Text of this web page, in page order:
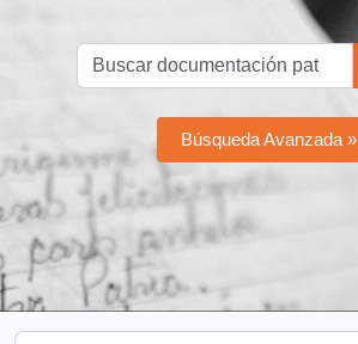
Búsqueda Avanzada »